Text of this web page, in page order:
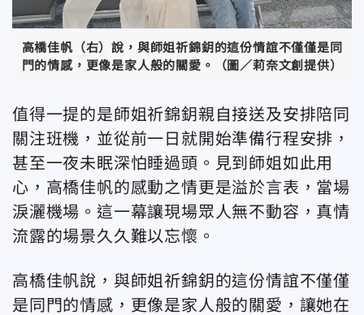
高橋佳帆（右）說，與師姐祈錦鈅的這份情誼不僅僅是同
門的情感，更像是家人般的關愛。（圖／莉奈文創提供）
值得一提的是師姐祈錦鈅親自接送及安排陪同
關注班機，並從前一日就開始準備行程安排，
甚至一夜未眠深怕睡過頭。見到師姐如此用
心，高橋佳帆的感動之情更是溢於言表，當場
淚灑機場。這一幕讓現場眾人無不動容，真情
流露的場景久久難以忘懷。
高橋佳帆說，與師姐祈錦鈅的這份情誼不僅僅
是同門的情感，更像是家人般的關愛，讓她在